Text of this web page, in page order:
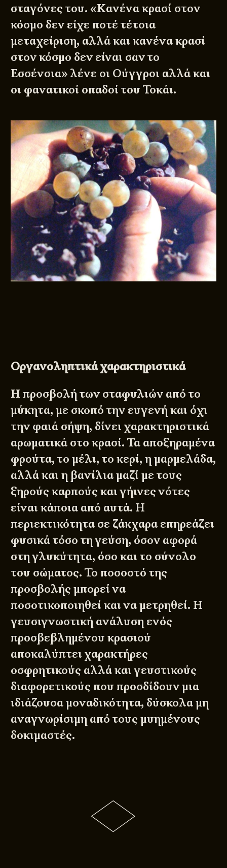
σταγόνες του. «Κανένα κρασί στον
κόσμο δεν είχε ποτέ τέτοια
μεταχείριση, αλλά και κανένα κρασί
στον κόσμο δεν είναι σαν το
Εσσένσια» λένε οι Ούγγροι αλλά και
οι φανατικοί οπαδοί του Τοκάι.
Οργανοληπτικά χαρακτηριστικά
Η προσβολή των σταφυλιών από το
μύκητα, με σκοπό την ευγενή και όχι
την φαιά σήψη, δίνει χαρακτηριστικά
αρωματικά στο κρασί. Τα αποξηραμένα
φρούτα, το μέλι, το κερί, η μαρμελάδα,
αλλά και η βανίλια μαζί με τους
ξηρούς καρπούς και γήινες νότες
είναι κάποια από αυτά. Η
περιεκτικότητα σε ζάκχαρα επηρεάζει
φυσικά τόσο τη γεύση, όσον αφορά
στη γλυκύτητα, όσο και το σύνολο
του σώματος. Το ποσοστό της
προσβολής μπορεί να
ποσοτικοποιηθεί και να μετρηθεί. Η
γευσιγνωστική ανάλυση ενός
προσβεβλημένου κρασιού
αποκαλύπτει χαρακτήρες
οσφρητικούς αλλά και γευστικούς
διαφορετικούς που προσδίδουν μια
ιδιάζουσα μοναδικότητα, δύσκολα μη
αναγνωρίσιμη από τους μυημένους
δοκιμαστές.